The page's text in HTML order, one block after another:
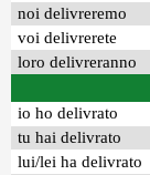
noi delivreremo
voi delivrerete
loro delivreranno
io ho delivrato
tu hai delivrato
lui/lei ha delivrato